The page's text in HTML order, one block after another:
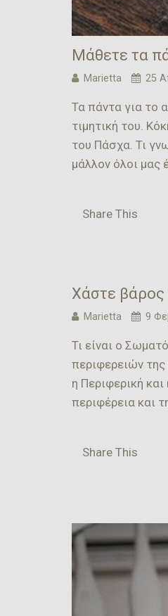
Μάθετε τα
Marietta 25
Τα πάντα για το
τιμητική του.
του Πάσχα. Τι
μάλλον όλοι μας
Share This
Χάστε
Marietta 9
Τι είναι ο
περιφερειών
η Περιφερική
περιφέρεια και
Share This